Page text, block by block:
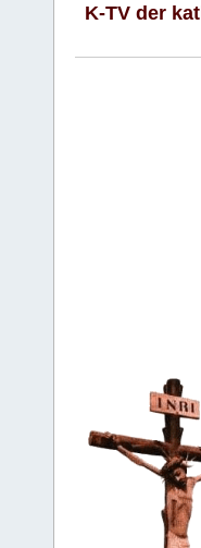
K-TV der